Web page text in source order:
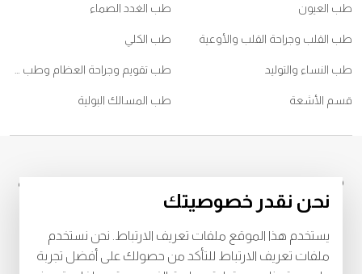
طب العيون طب الغدد الصماء
طب القلب وجراحة القلب والأوعية طب الكلي
طب النساء والتوليد
قسم الأشعة طب المسالك البولية
© 2026
جميع الحقوق محفوظة لمركز برجيل الطبي، الشامخة ، تصريح وزارة
الصحة رقمWM52196، ترخيص دائرة الصحة رقم
خصوصيةالبنود و الظروف
نحن نقدر خصوصيتك
يستخدم هذا الموقع ملفات تعريف الارتباط. نحن نستخدم
ملفات تعريف الارتباط للتأكد من حصولك على أفضل تجربة